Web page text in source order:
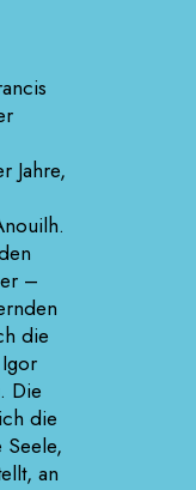
Jahre,
–
die
Die
die
an